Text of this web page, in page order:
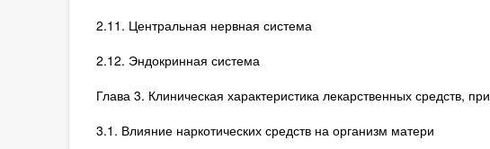
2.11. Центральная нервная система
2.12. Эндокринная система
Глава 3. Клиническая характеристика лекарственных средств,
3.1. Влияние наркотических средств на организм матери